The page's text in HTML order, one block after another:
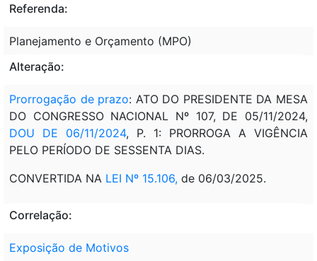
Referenda:
Planejamento e Orçamento (MPO)
Alteração:
Prorrogação de prazo: ATO DO PRESIDENTE DA MESA
DO CONGRESSO NACIONAL Nº 107, DE 05/11/2024,
DOU DE 06/11/2024, P. 1: PRORROGA A VIGÊNCIA
PELO PERÍODO DE SESSENTA DIAS.
CONVERTIDA NA LEI Nº 15.106, de 06/03/2025.
Correlação:
Exposição de Motivos